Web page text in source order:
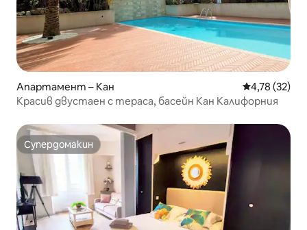
Апартамент – Кан Средна
4,78 (32)
Красив двустаен с тераса, басейн Кан Калифорния
Супердомакин
Супердомакин